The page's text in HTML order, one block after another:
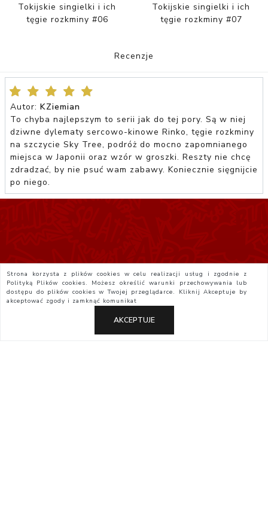
Tokijskie singielki i ich
tęgie rozkminy #06
Tokijskie singielki i ich
tęgie rozkminy #07
Recenzje
Autor: KZiemian
To chyba najlepszym to serii jak do tej pory. Są w niej
dziwne dylematy sercowo-kinowe Rinko, tęgie rozkminy
na szczycie Sky Tree, podróż do mocno zapomnianego
miejsca w Japonii oraz wzór w groszki. Reszty nie chcę
zdradzać, by nie psuć wam zabawy. Koniecznie sięgnijcie
po niego.
Strona korzysta z plików cookies w celu realizacji usług i zgodnie z
Polityką Plików cookies. Możesz określić warunki przechowywania lub
dostępu do plików cookies w Twojej przeglądarce. KliknijAkceptuje by
akceptować zgody i zamknąć komunikat
AKCEPTUJE